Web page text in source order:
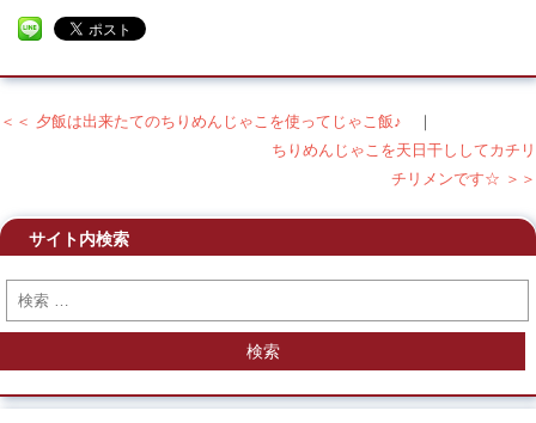
投稿ナビゲーション
＜＜ 夕飯は出来たてのちりめんじゃこを使ってじゃこ飯♪ ｜
ちりめんじゃこを天日干ししてカチリ
チリメンです☆ ＞＞
サイト内検索
検索